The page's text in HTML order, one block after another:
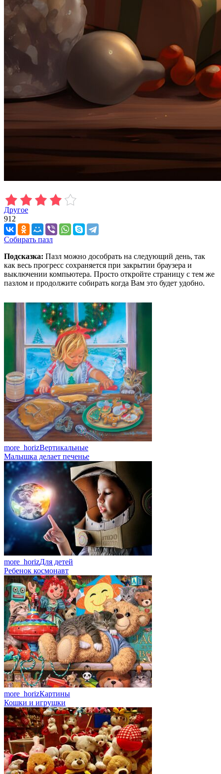
Другое
912
Собирать пазл
Подсказка: Пазл можно дособрать на следующий день, так
как весь прогресс сохраняется при закрытии браузера и
выключении компьютера. Просто откройте страницу с тем же
пазлом и продолжите собирать когда Вам это будет удобно.
more_horizВертикальные
Малышка делает печенье
more_horizДля детей
Ребенок космонавт
more_horizКартины
Кошки и игрушки